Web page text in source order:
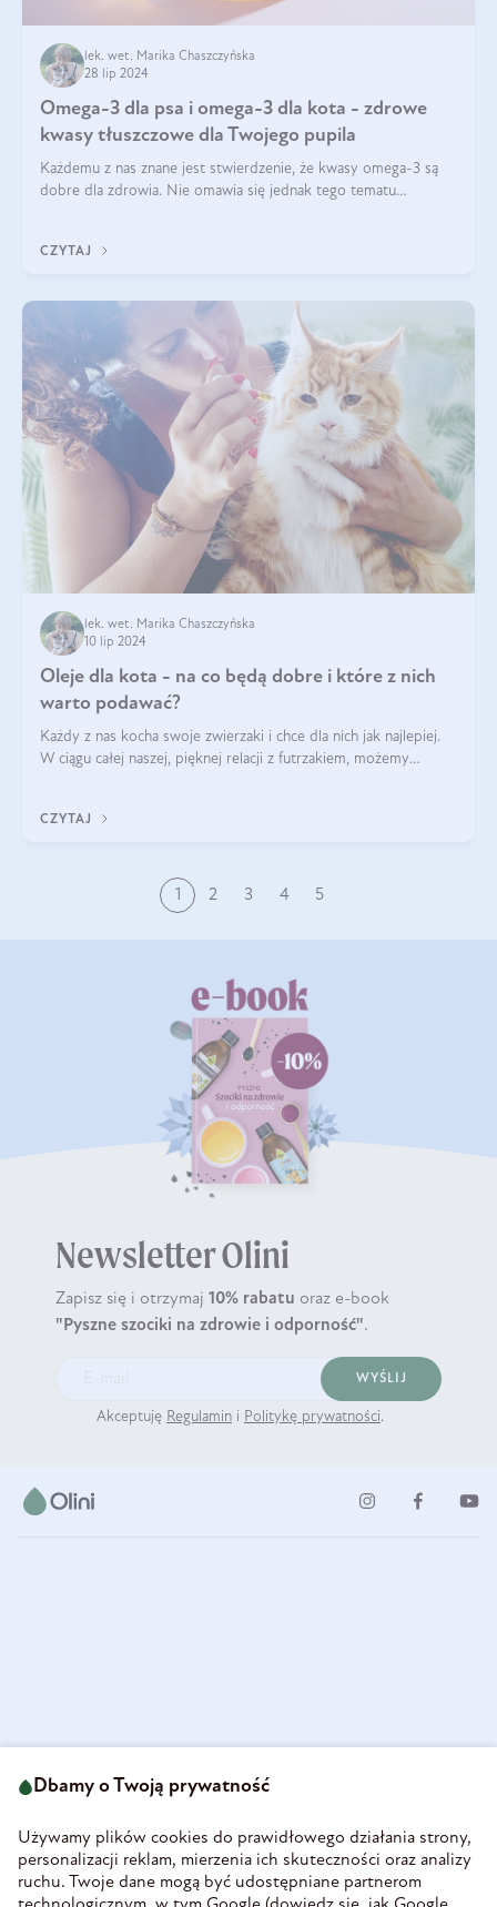
lek. wet. Marika Chaszczyńska
28 lip 2024
Omega-3 dla psa i omega-3 dla kota - zdrowe
kwasy tłuszczowe dla Twojego pupila
Każdemu z nas znane jest stwierdzenie, że kwasy omega-3 są
dobre dla zdrowia. Nie omawia się jednak tego tematu
CZYTAJ
lek. wet. Marika Chaszczyńska
10 lip 2024
Oleje dla kota - na co będą dobre i które z nich
warto podawać?
Każdy z nas kocha swoje zwierzaki i chce dla nich jak najlepiej.
W ciągu całej naszej, pięknej relacji z futrzakiem, możemy
CZYTAJ
1 2 3 4 5
Newsletter Olini
Zapisz się i otrzymaj 10% rabatu oraz e-book
"Pyszne szociki na zdrowie i odporność".
WYŚLIJ
Akceptuję Regulamin i Politykę prywatności.
58-160 Świebodzice
REGON 890213034
INFORMACJE
Dbamy o Twoją prywatność
Używamy plików cookies do prawidłowego działania strony,
personalizacji reklam, mierzenia ich skuteczności oraz analizy
ruchu. Twoje dane mogą być udostępniane partnerom